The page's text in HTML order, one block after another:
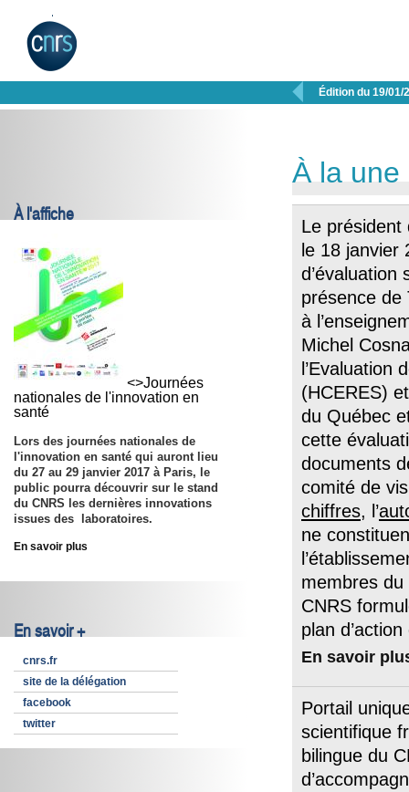
 Édition du 19/01/
À l'affiche
<>Journées
nationales de l'innovation en
santé
Lors des journées nationales de
l'innovation en santé qui auront lieu
du 27 au 29 janvier 2017 à Paris, le
public pourra découvrir sur le stand
du CNRS les dernières innovations
issues des laboratoires.
En savoir plus
En savoir +
cnrs.fr
site de la délégation
facebook
twitter
À la une
Le président
le 18 janvier
d’évaluation
présence de
à
Michel
l’Evaluation
(HCERES)
du Québec
cette
documents
comité de
chiffres, l’
ne
membres du
CNRS
plan
En savoir
Portail
scientifique
bilingue du